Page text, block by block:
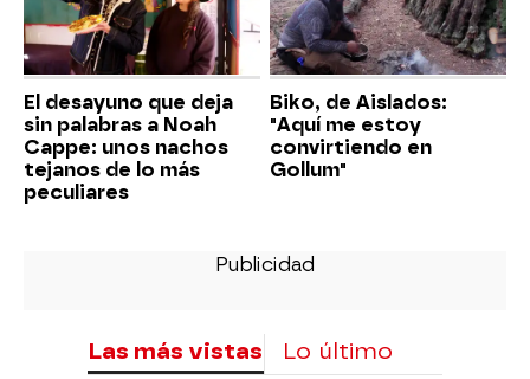
El desayuno que deja
sin palabras a Noah
Cappe: unos nachos
tejanos de lo más
peculiares
Biko, de Aislados:
"Aquí me estoy
convirtiendo en
Gollum"
Las más vistas Lo último